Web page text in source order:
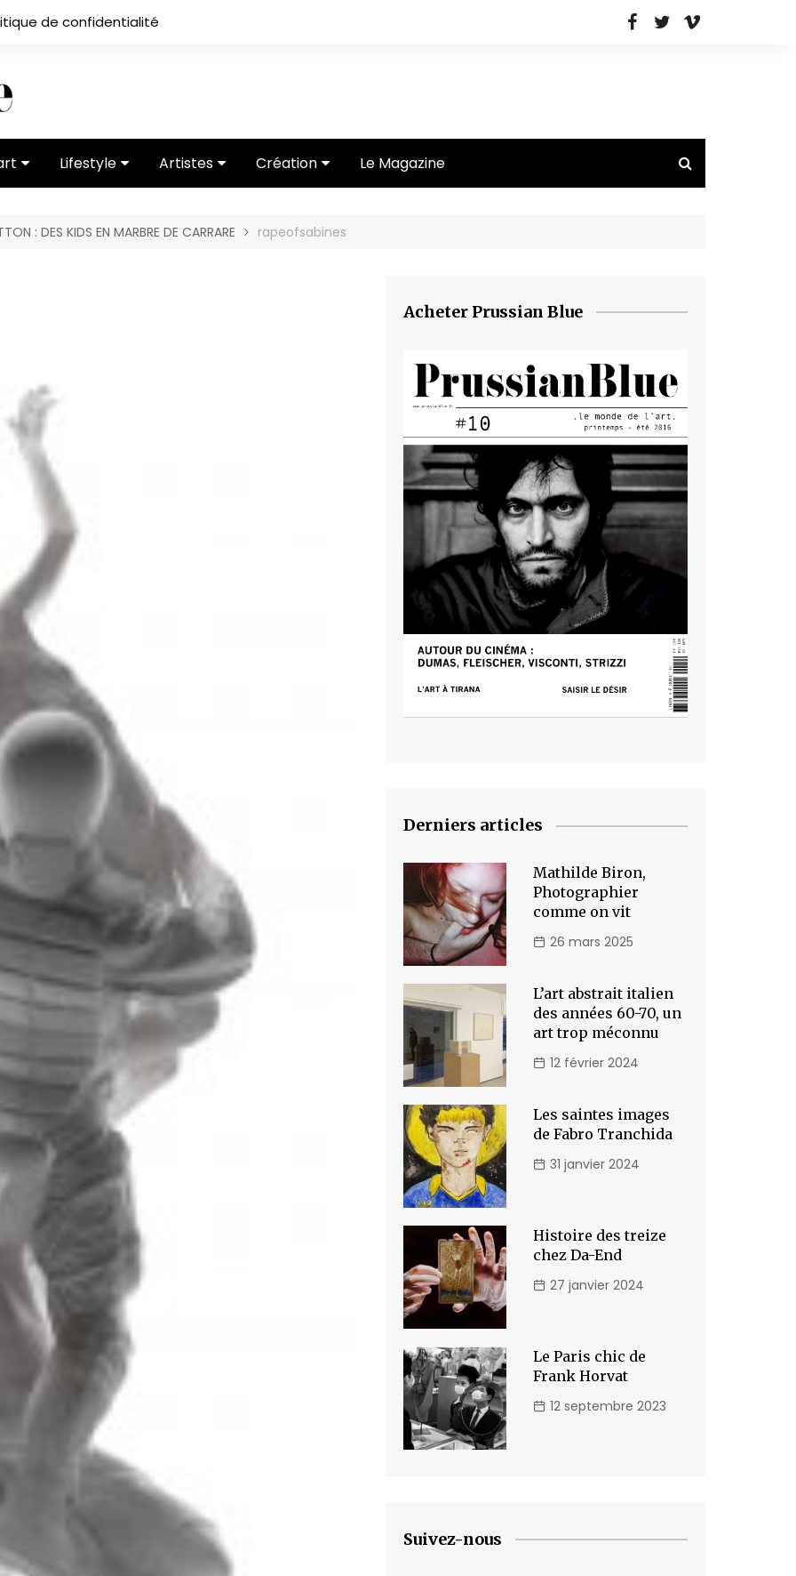
de confidentialité
Lifestyle
Mode
Artistes
Entretiens
Création
Vidéos
Le Magazine
: DES KIDS EN MARBRE DE CARRARE rapeofsabines
Acheter Prussian Blue
Derniers articles
Mathilde Biron,
Photographier
comme on vit
26 mars 2025
L’art abstrait italien
des années 60-70, un
art trop méconnu
12 février 2024
Les saintes images
de Fabro Tranchida
31 janvier 2024
Histoire des treize
chez Da-End
27 janvier 2024
Le Paris chic de
Frank Horvat
12 septembre 2023
Suivez-nous